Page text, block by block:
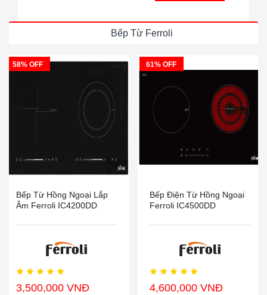
Bếp Từ Ferroli
58% OFF
Bếp Từ Hồng Ngoại Lắp
Âm Ferroli IC4200DD
3,500,000 VNĐ
61% OFF
Bếp Điện Từ Hồng Ngoại
Ferroli IC4500DD
4,600,000 VNĐ